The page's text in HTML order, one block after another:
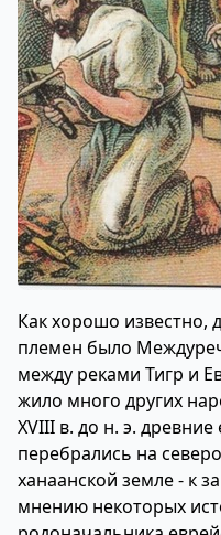
Как хорошо известно,
племен было
между реками Тигр и
жило много других
XVIII в. до н. э.
перебрались на
ханаанской земле - к
мнению некоторых